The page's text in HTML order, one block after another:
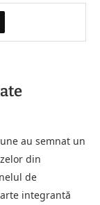
au semnat un
din
de
integrantă